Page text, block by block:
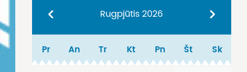
Rugpjūtis 2026
Pr An Tr Kt Pn Št Sk